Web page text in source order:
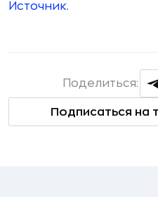
Источник.
Подписаться на
Поделиться: